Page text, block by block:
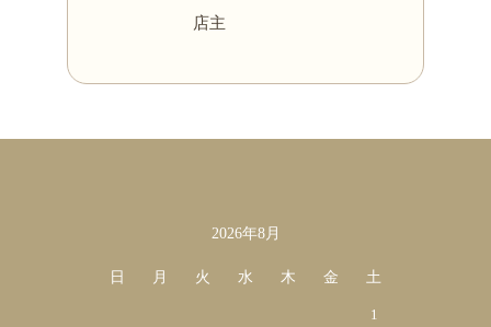
店主
2026年8月
日 月 火 水 木 金 土
1